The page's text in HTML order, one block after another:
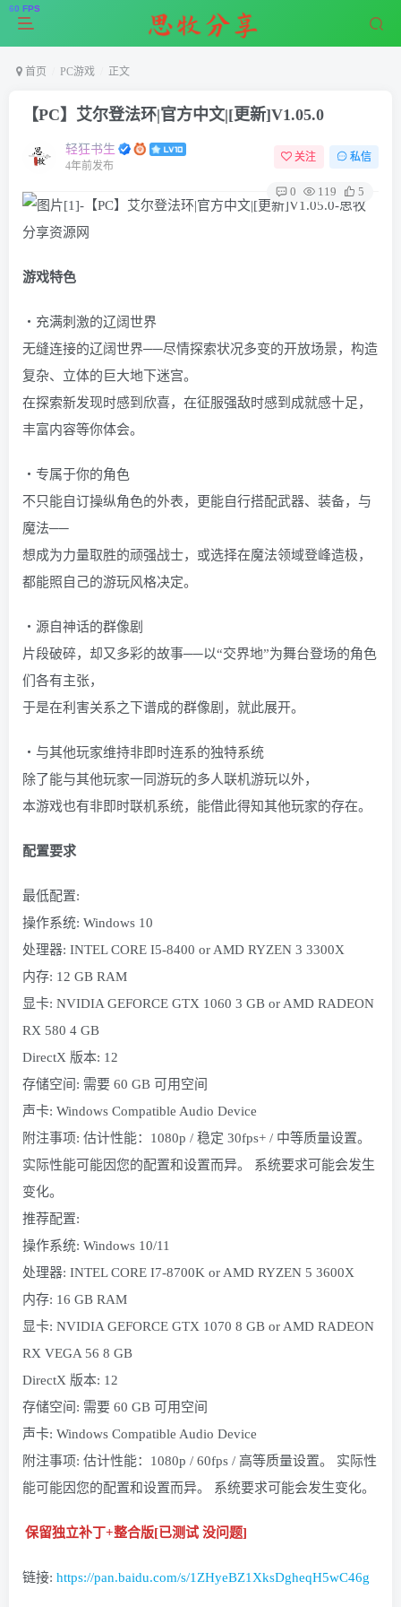
首页 PC游戏 正文
【PC】艾尔登法环|官方中文|[更新]V1.05.0
轻狂书生
4年前发布
关注 私信
0 119 5
游戏特色
・充满刺激的辽阔世界
无缝连接的辽阔世界──尽情探索状况多变的开放场景，构造
复杂、立体的巨大地下迷宫。
在探索新发现时感到欣喜，在征服强敌时感到成就感十足，
丰富内容等你体会。
・专属于你的角色
不只能自订操纵角色的外表，更能自行搭配武器、装备，与
魔法──
想成为力量取胜的顽强战士，或选择在魔法领域登峰造极，
都能照自己的游玩风格决定。
・源自神话的群像剧
片段破碎，却又多彩的故事──以“交界地”为舞台登场的角色
们各有主张，
于是在利害关系之下谱成的群像剧，就此展开。
・与其他玩家维持非即时连系的独特系统
除了能与其他玩家一同游玩的多人联机游玩以外，
本游戏也有非即时联机系统，能借此得知其他玩家的存在。
配置要求
最低配置:
操作系统: Windows 10
处理器: INTEL CORE I5-8400 or AMD RYZEN 3 3300X
内存: 12 GB RAM
显卡: NVIDIA GEFORCE GTX 1060 3 GB or AMD RADEON
RX 580 4 GB
DirectX 版本: 12
存储空间: 需要 60 GB 可用空间
声卡: Windows Compatible Audio Device
附注事项: 估计性能：1080p / 稳定 30fps+ / 中等质量设置。
实际性能可能因您的配置和设置而异。 系统要求可能会发生
变化。
推荐配置:
操作系统: Windows 10/11
处理器: INTEL CORE I7-8700K or AMD RYZEN 5 3600X
内存: 16 GB RAM
显卡: NVIDIA GEFORCE GTX 1070 8 GB or AMD RADEON
RX VEGA 56 8 GB
DirectX 版本: 12
存储空间: 需要 60 GB 可用空间
声卡: Windows Compatible Audio Device
附注事项: 估计性能：1080p / 60fps / 高等质量设置。 实际性
能可能因您的配置和设置而异。 系统要求可能会发生变化。
保留独立补丁+整合版[已测试 没问题]
链接: https://pan.baidu.com/s/1ZHyeBZ1XksDgheqH5wC46g